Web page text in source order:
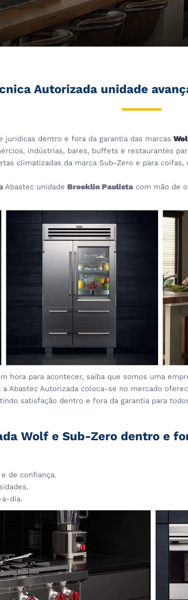
Autorizada unidade
jurídicas dentro e fora da garantia das marcas
indústrias, bares, buffets e restaurantes
climatizadas da marca Sub-Zero e para
Abastec unidade Brooklin Paulista com mão de
hora para acontecer, saiba que somos uma
Abastec Autorizada coloca-se no mercado
satisfação dentro e fora da garantia para
Wolf e Sub-Zero dentro e
de confiança.
dia.